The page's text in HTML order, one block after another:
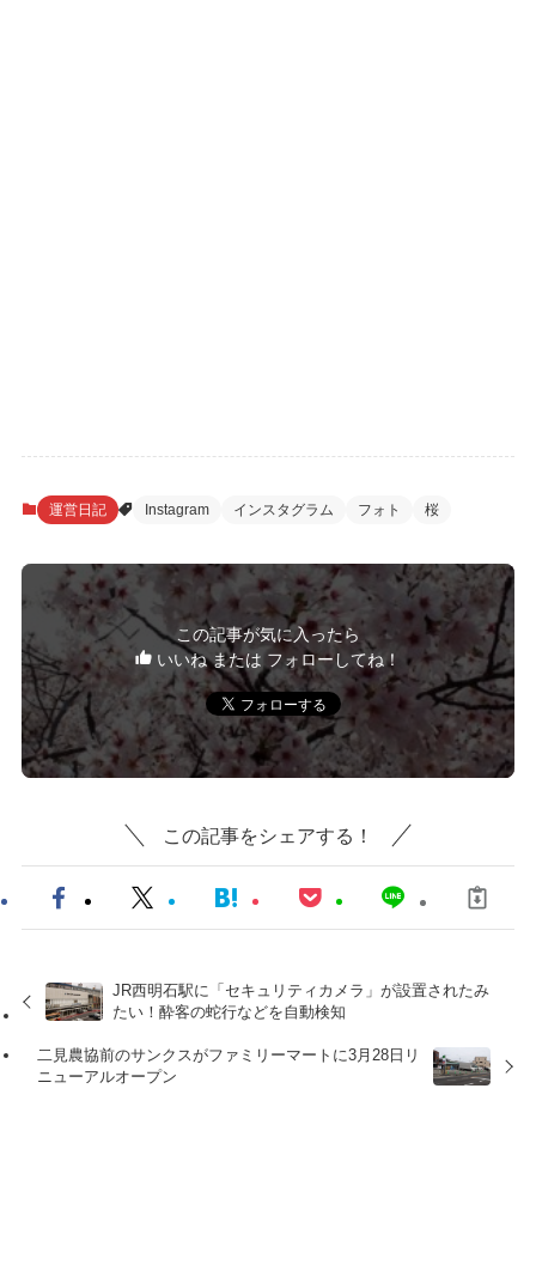
運営日記 Instagram インスタグラム フォト 桜
この記事が気に入ったら
いいね または フォローしてね！
この記事をシェアする！
JR西明石駅に「セキュリティカメラ」が設置されたみ
たい！酔客の蛇行などを自動検知
二見農協前のサンクスがファミリーマートに3月28日リ
ニューアルオープン